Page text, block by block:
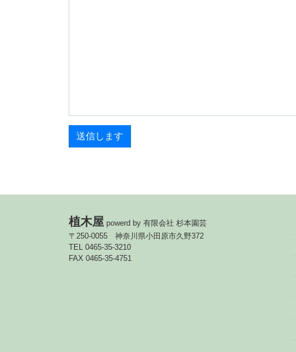
植木屋 powerd by 有限会社 杉本園芸
〒250-0055 神奈川県小田原市久野372
TEL 0465-35-3210
FAX 0465-35-4751